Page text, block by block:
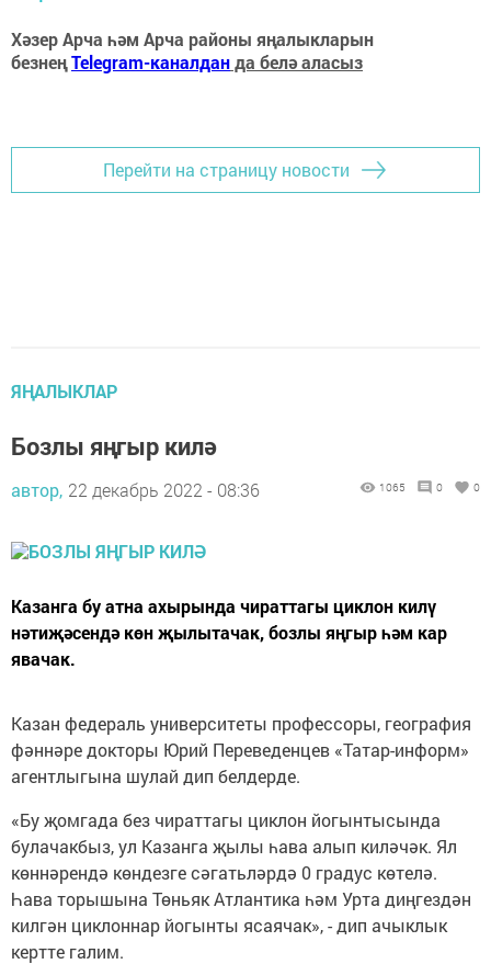
Хәзер Арча һәм Арча районы яңалыкларын
безнеңTelegram-каналданда белә аласыз
Перейти на страницу новости
ЯҢАЛЫКЛАР
Бозлы яңгыр килә
автор, 22 декабрь 2022 - 08:36 1065 0 0
Казанга бу атна ахырында чираттагы циклон килү
нәтиҗәсендә көн җылытачак, бозлы яңгыр һәм кар
явачак.
Казан федераль университеты профессоры, география
фәннәре докторы Юрий Переведенцев «Татар-информ»
агентлыгына шулай дип белдерде.
«Бу җомгада без чираттагы циклон йогынтысында
булачакбыз, ул Казанга җылы һава алып киләчәк. Ял
көннәрендә көндезге сәгатьләрдә 0 градус көтелә.
Һава торышына Төньяк Атлантика һәм Урта диңгездән
килгән циклоннар йогынты ясаячак», - дип ачыклык
кертте галим.